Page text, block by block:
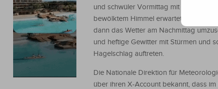
und schwüler Vormittag mit teilweise
bewölktem Himmel erwartet. Jedoch
dann das Wetter am Nachmittag
und heftige Gewitter mit Stürmen und
Hagelschlag auftreten.
Die Nationale Direktion für
über ihren X-Account bekannt, dass im